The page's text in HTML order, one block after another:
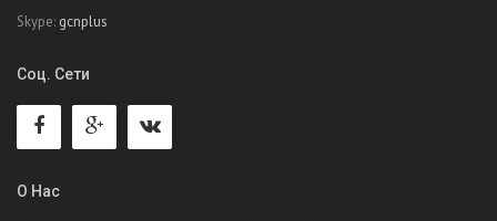
Skype: gcnplus
Соц. Сети
О Нас